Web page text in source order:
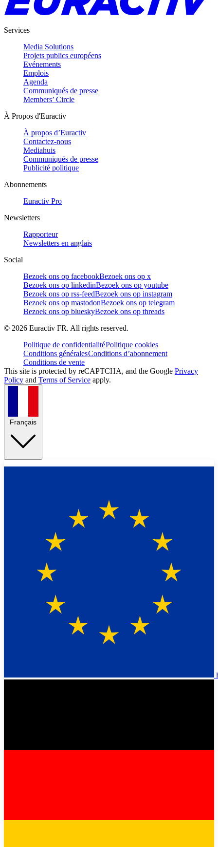
Services
Media Solutions
Projets publics européens
Evénements
Emplois
Agenda
Communiqués de presse
Members’ Circle
À Propos d'Euractiv
À propos d’Euractiv
Contactez-nous
Mediahuis
Communiqués de presse
Publicité politique
Abonnements
Euractiv Pro
Newsletters
Rapporteur
Newsletters en anglais
Social
Bezoek ons op facebookBezoek ons op x
Bezoek ons op linkedinBezoek ons op youtube
Bezoek ons op rss-feedBezoek ons op instagram
Bezoek ons op mastodonBezoek ons op telegram
Bezoek ons op blueskyBezoek ons op threads
© 2026 Euractiv FR. All rights reserved.
Politique de confidentialitéPolitique cookies
Conditions généralesConditions d’abonnement
Conditions de vente
This site is protected by reCAPTCHA, and the Google Privacy
Policy and Terms of Service apply.
Français